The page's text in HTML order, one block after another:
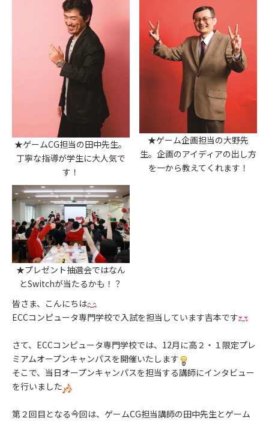
★ゲームCG担当の田中先生。
丁寧な指導が学生に大人気で
す！
★ゲーム企画担当の大野先
生。企画のアイディアの出し方
を一から教えてくれます！
★プレゼント抽選会ではなん
とSwitchが当たるかも！？
皆さま、こんにちは
ECCコンピュータ専門学校で入試を担当しています吉本です
さて、ECCコンピュータ専門学校では、12月に高２・１限定プレ
ミアムオープンキャンパスを開催いたします
そこで、当日オープンキャンパスを担当する講師にインタビュー
を行いました
第２回目となる今回は、ゲームCG担当講師の田中先生とゲーム